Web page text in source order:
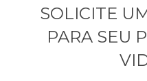
SOLICITE
PARA SEU